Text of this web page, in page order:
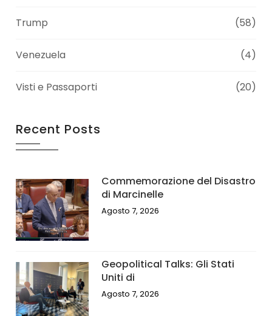
Trump (58)
Venezuela (4)
Visti e Passaporti (20)
Recent Posts
Commemorazione del Disastro
di Marcinelle
Agosto 7, 2026
Geopolitical Talks: Gli Stati
Uniti di
Agosto 7, 2026